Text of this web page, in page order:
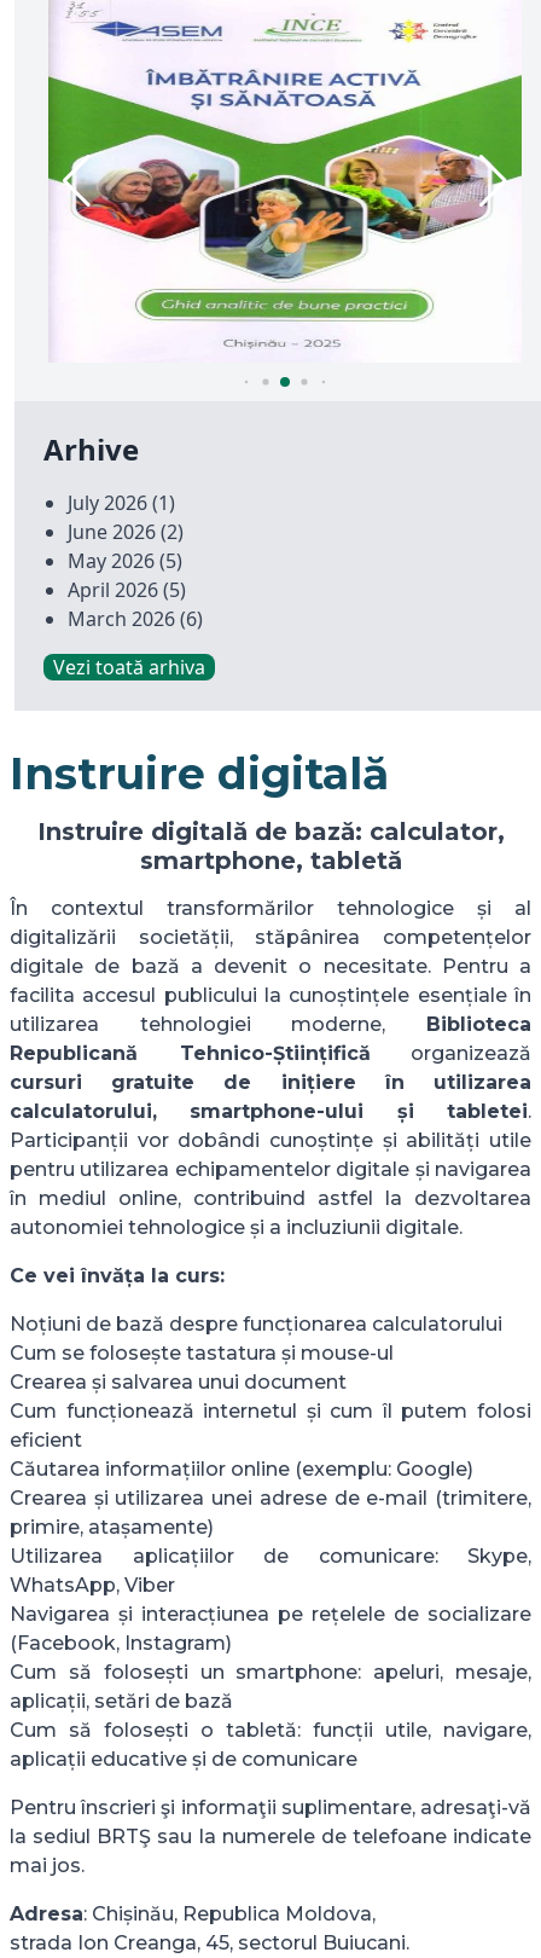
Arhive
July 2026(1)
June 2026(2)
May 2026(5)
April 2026(5)
March 2026(6)
Vezi toată arhiva
Instruire digitală
Instruire digitală de bază: calculator,
smartphone, tabletă
În contextul transformărilor tehnologice și al
digitalizării societății, stăpânirea competențelor
digitale de bază a devenit o necesitate. Pentru a
facilita accesul publicului la cunoștințele esențiale în
utilizarea tehnologiei moderne, Biblioteca
Republicană Tehnico-Științifică organizează
cursuri gratuite de inițiere în utilizarea
calculatorului, smartphone-ului și tabletei.
Participanții vor dobândi cunoștințe și abilități utile
pentru utilizarea echipamentelor digitale și navigarea
în mediul online, contribuind astfel la dezvoltarea
autonomiei tehnologice și a incluziunii digitale.
Ce vei învăța la curs:
Noțiuni de bază despre funcționarea calculatorului
Cum se folosește tastatura și mouse-ul
Crearea și salvarea unui document
Cum funcționează internetul și cum îl putem folosi
eficient
Căutarea informațiilor online (exemplu: Google)
Crearea și utilizarea unei adrese de e-mail (trimitere,
primire, atașamente)
Utilizarea aplicațiilor de comunicare: Skype,
WhatsApp, Viber
Navigarea și interacțiunea pe rețelele de socializare
(Facebook, Instagram)
Cum să folosești un smartphone: apeluri, mesaje,
aplicații, setări de bază
Cum să folosești o tabletă: funcții utile, navigare,
aplicații educative și de comunicare
Pentru înscrieri şi informaţii suplimentare, adresaţi-vă
la sediul BRTŞ sau la numerele de telefoane indicate
mai jos.
Adresa: Chișinău, Republica Moldova,
strada Ion Creanga, 45, sectorul Buiucani.